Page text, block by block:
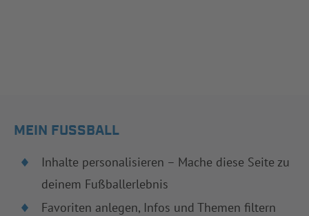
MEIN FUSSBALL
Inhalte personalisieren – Mache diese Seite zu
deinem Fußballerlebnis
Favoriten anlegen, Infos und Themen filtern